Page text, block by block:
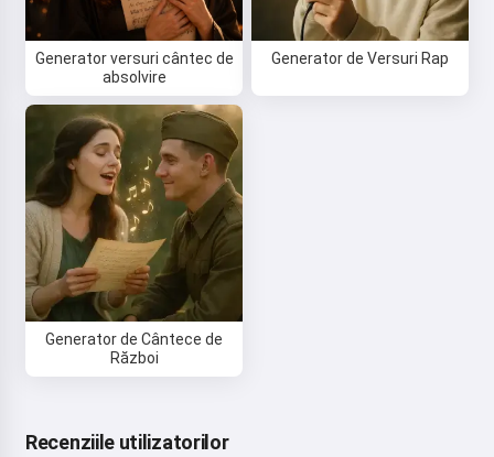
Generator versuri cântec de
absolvire
Generator de Versuri Rap
Generator de Cântece de
Război
Recenziile utilizatorilor